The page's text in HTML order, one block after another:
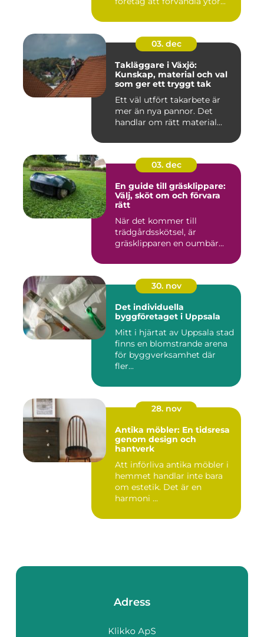
03. dec
Takläggare i Växjö:
Kunskap, material och val
som ger ett tryggt tak
Ett väl utfört takarbete är
mer än nya pannor. Det
handlar om rätt material...
03. dec
En guide till gräsklippare:
Välj, sköt om och förvara
rätt
När det kommer till
trädgårdsskötsel, är
gräsklipparen en oumbär...
30. nov
Det individuella
byggföretaget i Uppsala
Mitt i hjärtat av Uppsala stad
finns en blomstrande arena
för byggverksamhet där
fler...
28. nov
Antika möbler: En tidsresa
genom design och
hantverk
Att införliva antika möbler i
hemmet handlar inte bara
om estetik. Det är en
harmoni ...
Adress